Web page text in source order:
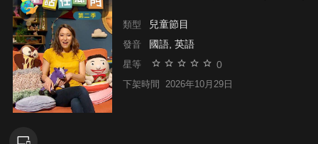
類型 兒童節目
發音 國語, 英語
星等 0
下架時間 2026年10月29日